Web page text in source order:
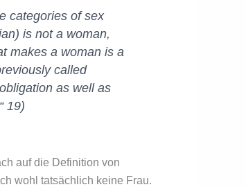
categories of sex
is not a woman,
makes a woman is a
called
as well as
19)
auf die Definition von
wohl tatsächlich keine Frau.